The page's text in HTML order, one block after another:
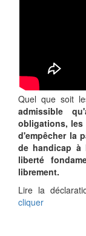
Quel que soit
admissible
obligations,
d'empêcher la
de handicap à
liberté
librement.
Lire la
cliquer